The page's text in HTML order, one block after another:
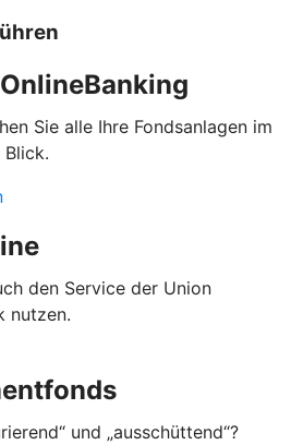
Sie alle Ihre Fondsanlagen im
Blick.
den Service der Union
nutzen.
und „ausschüttend“?